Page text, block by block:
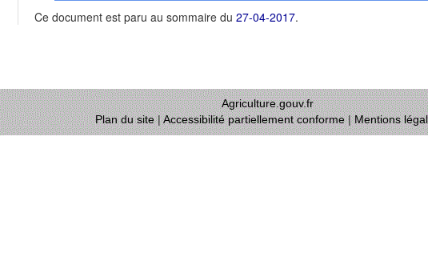
Ce document est paru au sommaire du 27-04-2017.
Agriculture.gouv.fr
Plan du site|Accessibilité partiellement conforme|Mentions